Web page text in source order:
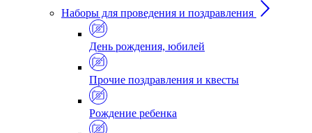
Наборы для проведения и поздравления
День рождения, юбилей
Прочие поздравления и квесты
Рождение ребенка